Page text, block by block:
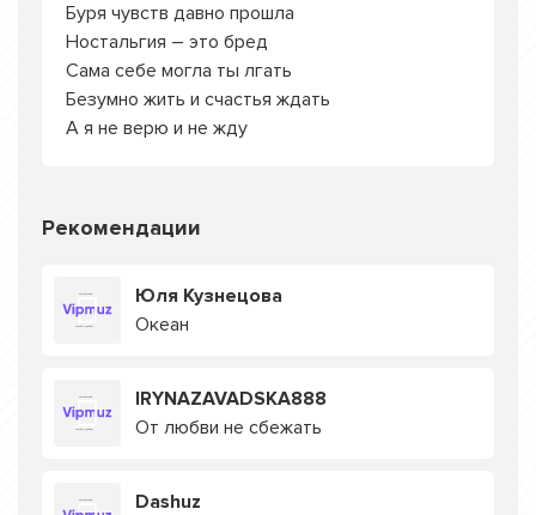
Буря чувств давно прошла
Ностальгия – это бред
Сама себе могла ты лгать
Безумно жить и счастья ждать
А я не верю и не жду
Рекомендации
Юля Кузнецова
Океан
IRYNAZAVADSKA888
От любви не сбежать
Dashuz